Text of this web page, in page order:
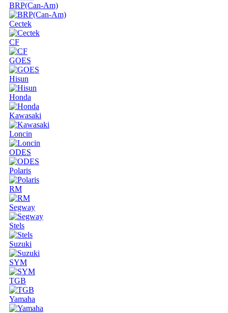
BRP(Can-Am)
Cectek
CF
GOES
Hisun
Honda
Kawasaki
Loncin
ODES
Polaris
RM
Segway
Stels
Suzuki
SYM
TGB
Yamaha